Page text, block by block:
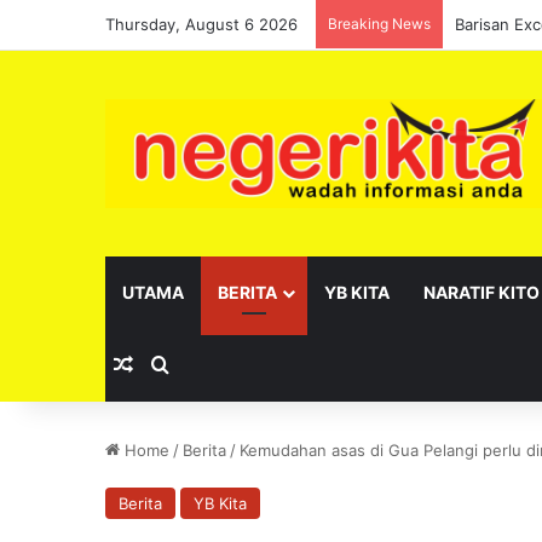
Thursday, August 6 2026 Breaking News
UTAMA BERITA YB KITA NARATIF KITO
Random Article
Home / Berita / Kemudahan asas di Gua Pelangi perlu
Berita YB Kita